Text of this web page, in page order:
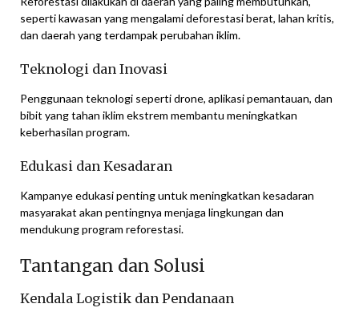
seperti kawasan yang mengalami deforestasi berat, lahan kritis,
dan daerah yang terdampak perubahan iklim.
Teknologi dan Inovasi
Penggunaan teknologi seperti drone, aplikasi pemantauan, dan
bibit yang tahan iklim ekstrem membantu meningkatkan
keberhasilan program.
Edukasi dan Kesadaran
Kampanye edukasi penting untuk meningkatkan kesadaran
masyarakat akan pentingnya menjaga lingkungan dan
mendukung program reforestasi.
Tantangan dan Solusi
Kendala Logistik dan Pendanaan